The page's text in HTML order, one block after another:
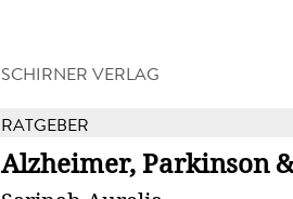
SCHIRNER VERLAG
RATGEBER
Alzheimer, Parkinson